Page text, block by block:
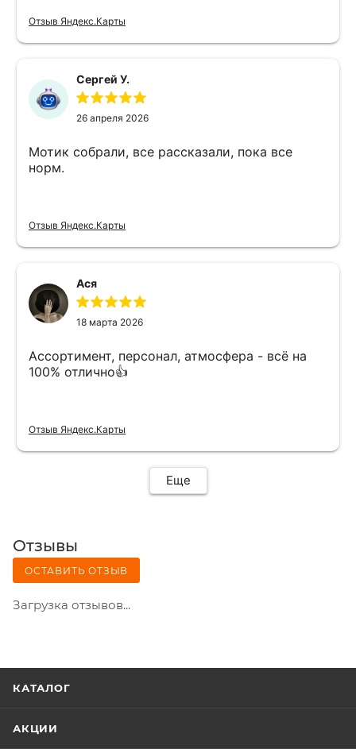
Отзыв Яндекс.Карты
Сергей У.
26 апреля 2026
Мотик собрали, все рассказали, пока все
норм.
Отзыв Яндекс.Карты
Ася
18 марта 2026
Ассортимент, персонал, атмосфера - всё на
100% отлично👍
Отзыв Яндекс.Карты
Еще
Отзывы
ОСТАВИТЬ ОТЗЫВ
Загрузка отзывов...
КАТАЛОГ
АКЦИИ